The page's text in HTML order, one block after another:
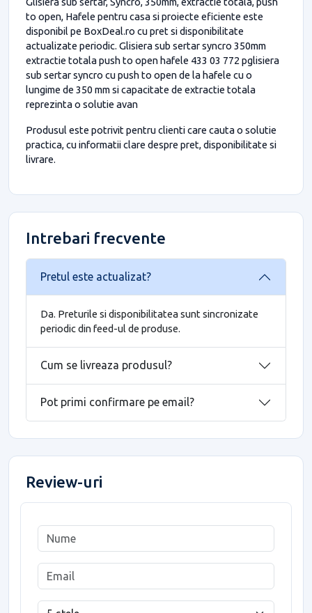
to open, Hafele pentru casa si proiecte eficiente este
disponibil pe BoxDeal.ro cu pret si disponibilitate
actualizate periodic. Glisiera sub sertar syncro 350mm
extractie totala push to open hafele 433 03 772 pglisiera
sub sertar syncro cu push to open de la hafele cu o
lungime de 350 mm si capacitate de extractie totala
reprezinta o solutie avan
Produsul este potrivit pentru clienti care cauta o solutie
practica, cu informatii clare despre pret, disponibilitate si
livrare.
Intrebari frecvente
Pretul este actualizat?
Da. Preturile si disponibilitatea sunt sincronizate
periodic din feed-ul de produse.
Cum se livreaza produsul?
Pot primi confirmare pe email?
Review-uri